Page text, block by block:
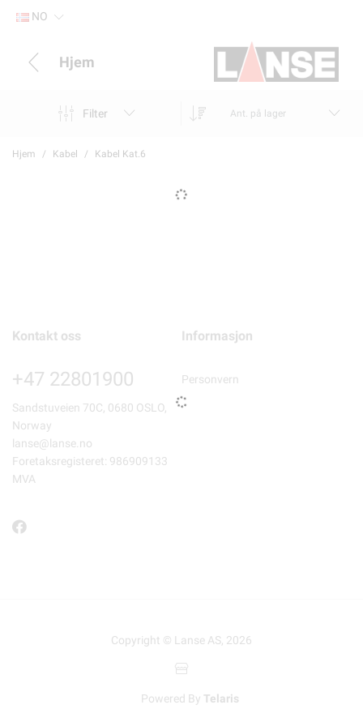
NO
Hjem
Filter Ant. på lager
Hjem Kabel Kabel Kat.6
Kontakt oss
+47 22801900
Sandstuveien 70C, 0680 OSLO,
Norway
lanse@lanse.no
Foretaksregisteret: 986909133
MVA
Informasjon
Personvern
Copyright © Lanse AS, 2026
Powered By Telaris